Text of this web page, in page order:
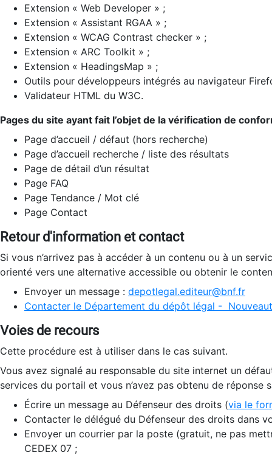
Extension « Web Developer » ;
Extension « Assistant RGAA » ;
Extension « WCAG Contrast checker » ;
Extension « ARC Toolkit » ;
Extension « HeadingsMap » ;
Outils pour développeurs intégrés au navigateur
Validateur HTML du W3C.
Pages du site ayant fait l’objet de la vérification de
Page d’accueil / défaut (hors recherche)
Page d’accueil recherche / liste des résultats
Page de détail d’un résultat
Page FAQ
Page Tendance / Mot clé
Page Contact
Retour d'information et contact
Si vous n’arrivez pas à accéder à un contenu ou à un
orienté vers une alternative accessible ou obtenir le
Envoyer un message : depotlegal.editeur@bnf.fr
Contacter le Département du dépôt légal -
Voies de recours
Cette procédure est à utiliser dans le cas suivant.
Vous avez signalé au responsable du site internet un
services du portail et vous n’avez pas obtenu de réponse
Écrire un message au Défenseur des droits (via le
Contacter le délégué du Défenseur des droits dans
Envoyer un courrier par la poste (gratuit, ne pas
CEDEX 07 ;